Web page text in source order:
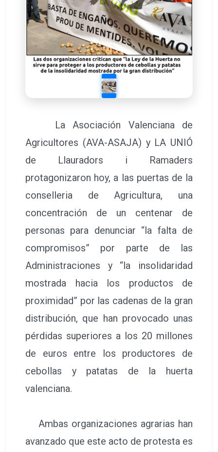
La Asociación Valenciana de
Agricultores (AVA-ASAJA) y LA UNIÓ
de Llauradors i Ramaders
protagonizaron hoy, a las puertas de la
conselleria de Agricultura, una
concentración de un centenar de
personas para denunciar “la falta de
compromisos” por parte de las
Administraciones y “la insolidaridad
mostrada hacia los productos de
proximidad” por las cadenas de la gran
distribución, que han provocado unas
pérdidas superiores a los 20 millones
de euros entre los productores de
cebollas y patatas de la huerta
valenciana.
Ambas organizaciones agrarias han
avanzado que este acto de protesta es